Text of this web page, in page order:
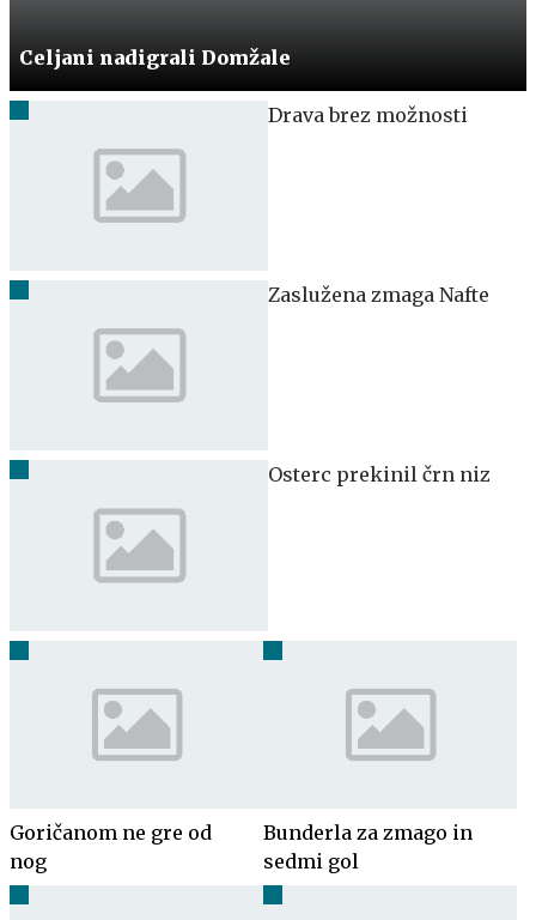
Celjani nadigrali Domžale
Drava brez možnosti
Zaslužena zmaga Nafte
Osterc prekinil črn niz
Goričanom ne gre od
nog
Bunderla za zmago in
sedmi gol